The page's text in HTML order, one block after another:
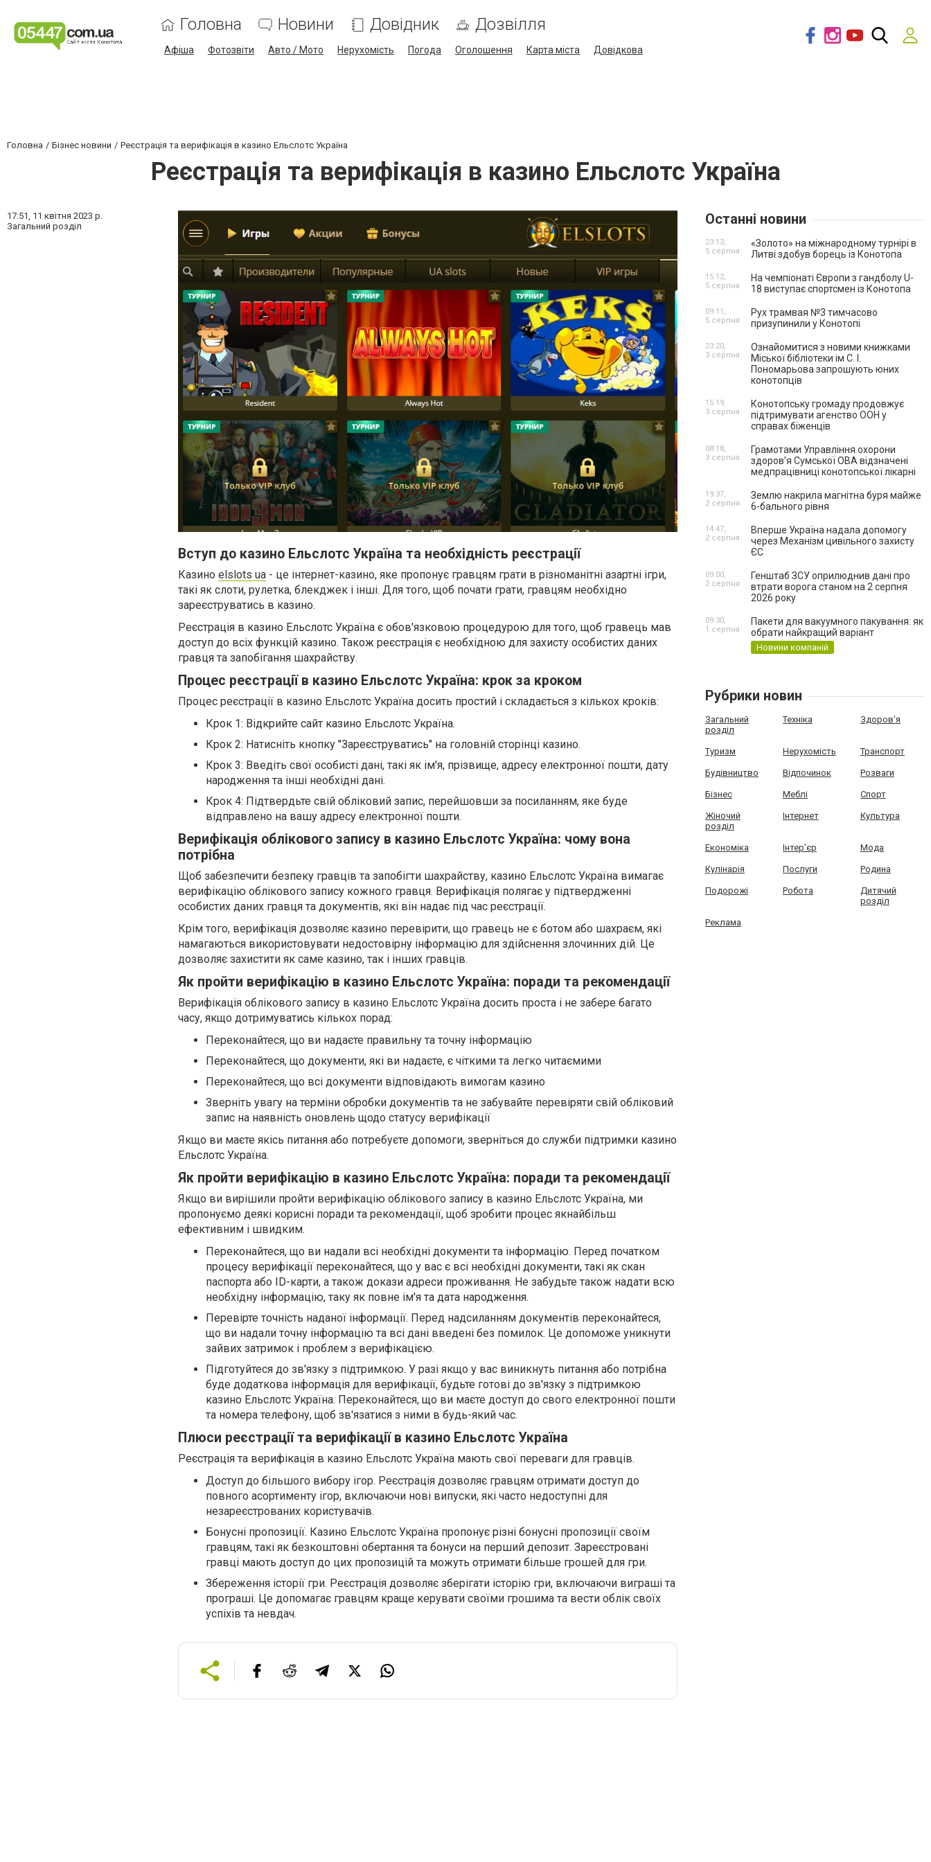
Головна Новини Довідник Дозвілля
Афіша Фотозвіти Авто / Мото Нерухомість Погода Оголошення Карта міста Довідкова
Головна Бізнес новини Реєстрація та верифікація в казино Ельслотс Україна
Реєстрація та верифікація в казино Ельслотс Україна
17:51, 11 квітня 2023 р.
Загальний розділ
Вступ до казино Ельслотс Україна та необхідність реєстрації
Казино elslots ua - це інтернет-казино, яке пропонує гравцям грати в різноманітні азартні ігри,
такі як слоти, рулетка, блекджек і інші. Для того, щоб почати грати, гравцям необхідно
зареєструватись в казино.
Реєстрація в казино Ельслотс Україна є обов'язковою процедурою для того, щоб гравець мав
доступ до всіх функцій казино. Також реєстрація є необхідною для захисту особистих даних
гравця та запобігання шахрайству.
Процес реєстрації в казино Ельслотс Україна: крок за кроком
Процес реєстрації в казино Ельслотс Україна досить простий і складається з кількох кроків:
Крок 1: Відкрийте сайт казино Ельслотс Україна.
Крок 2: Натисніть кнопку "Зареєструватись" на головній сторінці казино.
Крок 3: Введіть свої особисті дані, такі як ім'я, прізвище, адресу електронної пошти, дату
народження та інші необхідні дані.
Крок 4: Підтвердьте свій обліковий запис, перейшовши за посиланням, яке буде
відправлено на вашу адресу електронної пошти.
Верифікація облікового запису в казино Ельслотс Україна: чому вона
потрібна
Щоб забезпечити безпеку гравців та запобігти шахрайству, казино Ельслотс Україна вимагає
верифікацію облікового запису кожного гравця. Верифікація полягає у підтвердженні
особистих даних гравця та документів, які він надає під час реєстрації.
Крім того, верифікація дозволяє казино перевірити, що гравець не є ботом або шахраєм, які
намагаються використовувати недостовірну інформацію для здійснення злочинних дій. Це
дозволяє захистити як саме казино, так і інших гравців.
Як пройти верифікацію в казино Ельслотс Україна: поради та рекомендації
Верифікація облікового запису в казино Ельслотс Україна досить проста і не забере багато
часу, якщо дотримуватись кількох порад:
Переконайтеся, що ви надаєте правильну та точну інформацію
Переконайтеся, що документи, які ви надаєте, є чіткими та легко читаємими
Переконайтеся, що всі документи відповідають вимогам казино
Зверніть увагу на терміни обробки документів та не забувайте перевіряти свій обліковий
запис на наявність оновлень щодо статусу верифікації
Якщо ви маєте якісь питання або потребуєте допомоги, зверніться до служби підтримки казино
Ельслотс Україна.
Як пройти верифікацію в казино Ельслотс Україна: поради та рекомендації
Якщо ви вирішили пройти верифікацію облікового запису в казино Ельслотс Україна, ми
пропонуємо деякі корисні поради та рекомендації, щоб зробити процес якнайбільш
ефективним і швидким.
Переконайтеся, що ви надали всі необхідні документи та інформацію. Перед початком
процесу верифікації переконайтеся, що у вас є всі необхідні документи, такі як скан
паспорта або ID-карти, а також докази адреси проживання. Не забудьте також надати всю
необхідну інформацію, таку як повне ім'я та дата народження.
Перевірте точність наданої інформації. Перед надсиланням документів переконайтеся,
що ви надали точну інформацію та всі дані введені без помилок. Це допоможе уникнути
зайвих затримок і проблем з верифікацією.
Підготуйтеся до зв'язку з підтримкою. У разі якщо у вас виникнуть питання або потрібна
буде додаткова інформація для верифікації, будьте готові до зв'язку з підтримкою
казино Ельслотс Україна. Переконайтеся, що ви маєте доступ до свого електронної пошти
та номера телефону, щоб зв'язатися з ними в будь-який час.
Плюси реєстрації та верифікації в казино Ельслотс Україна
Реєстрація та верифікація в казино Ельслотс Україна мають свої переваги для гравців.
Доступ до більшого вибору ігор. Реєстрація дозволяє гравцям отримати доступ до
повного асортименту ігор, включаючи нові випуски, які часто недоступні для
незареєстрованих користувачів.
Бонусні пропозиції. Казино Ельслотс Україна пропонує різні бонусні пропозиції своїм
гравцям, такі як безкоштовні обертання та бонуси на перший депозит. Зареєстровані
гравці мають доступ до цих пропозицій та можуть отримати більше грошей для гри.
Збереження історії гри. Реєстрація дозволяє зберігати історію гри, включаючи виграші та
програші. Це допомагає гравцям краще керувати своїми грошима та вести облік своїх
успіхів та невдач.
Останні новини
«Золото» на міжнародному турнірі в
Литві здобув борець із Конотопа
23:13,
5 серпня
На чемпіонаті Європи з гандболу U-
18 виступає спортсмен із Конотопа
15:12,
5 серпня
Рух трамвая №3 тимчасово
призупинили у Конотопі
09:11,
5 серпня
Ознайомитися з новими книжками
Міської бібліотеки ім С. І.
Пономарьова запрошують юних
конотопців
23:20,
3 серпня
Конотопську громаду продовжує
підтримувати агенство ООН у
справах біженців
15:19,
3 серпня
Грамотами Управління охорони
здоров’я Сумської ОВА відзначені
медпрацівниці конотопської лікарні
08:18,
3 серпня
Землю накрила магнітна буря майже
6-бального рівня
19:37,
2 серпня
Вперше Україна надала допомогу
через Механізм цивільного захисту
ЄС
14:47,
2 серпня
Генштаб ЗСУ оприлюднив дані про
втрати ворога станом на 2 серпня
2026 року
09:00,
2 серпня
Пакети для вакуумного пакування: як
обрати найкращий варіант
Новини компаній
09:30,
1 серпня
Рубрики новин
Загальний
розділ
Техніка Здоров'я
Туризм Нерухомість Транспорт
Будівництво Відпочинок Розваги
Бізнес Меблі Спорт
Жіночий
розділ
Інтернет Культура
Економіка Інтер'єр Мода
Кулінарія Послуги Родина
Подорожі Робота
Дитячий
розділ
Реклама